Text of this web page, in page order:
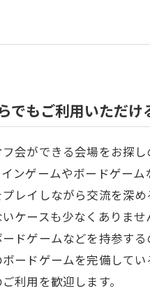
でもご利用いただけ
会ができる会場をお探
ンゲームやボードゲー
レイしながら交流を深
ケースも少なくありま
ドゲームなどを持参す
ードゲームを完備して
利用を歓迎します。